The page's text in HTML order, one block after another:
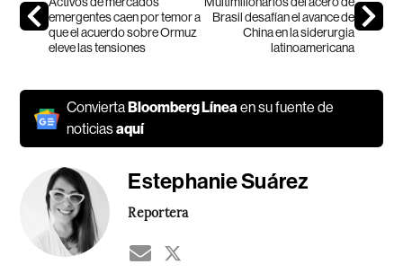
emergentes caen por temor a
que el acuerdo sobre Ormuz
eleve las tensiones
Brasil desafían el avance de
China en la siderurgia
latinoamericana
Convierta Bloomberg Líneaen su fuente de
noticiasaquí
Estephanie Suárez
Reportera